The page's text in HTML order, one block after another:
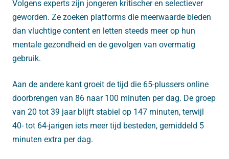
Volgens experts zijn jongeren kritischer en selectiever
geworden. Ze zoeken platforms die meerwaarde bieden
dan vluchtige content en letten steeds meer op hun
mentale gezondheid en de gevolgen van overmatig
gebruik.
Aan de andere kant groeit de tijd die 65-plussers online
doorbrengen van 86 naar 100 minuten per dag. De groep
van 20 tot 39 jaar blijft stabiel op 147 minuten, terwijl
40- tot 64-jarigen iets meer tijd besteden, gemiddeld 5
minuten extra per dag.